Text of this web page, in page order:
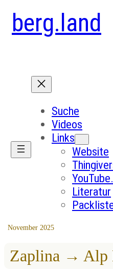
berg.land
Suche
Videos
Links
Website
Literatur
November 2025
Zaplina → Alp